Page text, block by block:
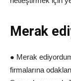
Merak
● Merak
firmalarına